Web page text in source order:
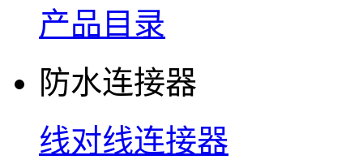
产品目录
防水连接器
线对线连接器